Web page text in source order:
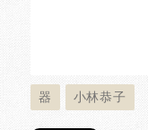
器 小林恭子